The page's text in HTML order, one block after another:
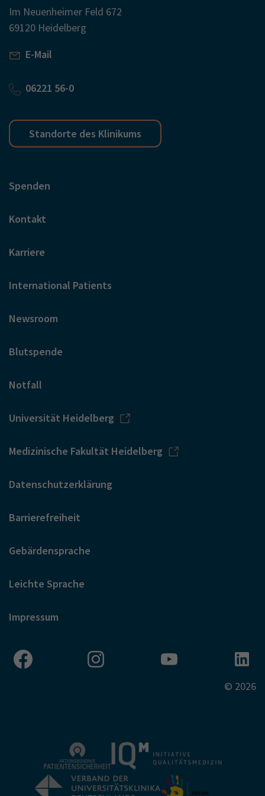
Im Neuenheimer Feld 672
69120 Heidelberg
E-Mail
06221 56-0
Standorte des Klinikums
Spenden
Kontakt
Karriere
International Patients
Newsroom
Blutspende
Notfall
Universität Heidelberg
Medizinische Fakultät Heidelberg
Datenschutzerklärung
Barrierefreiheit
Gebärdensprache
Leichte Sprache
Impressum
© 2026